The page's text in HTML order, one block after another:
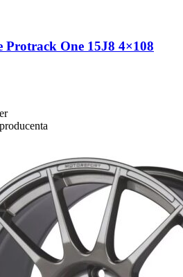
Protrack One 15J8 4×108